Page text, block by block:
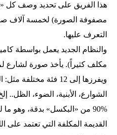
هذا الفريق على تحديد وصف
مصفوفة الصورة) لخمسة آلاف
التعرف عليها.
والنظام الجديد يعمل بواسطة
مكلف كثيراً). يأخذ صورة لشارع
ويفرزها إلى 12 فئة
الشوارع، الأبنية، الضوء،
%90 من «البكسل» بدقة، وهو
القديمة المكلفة التي تعتمد على